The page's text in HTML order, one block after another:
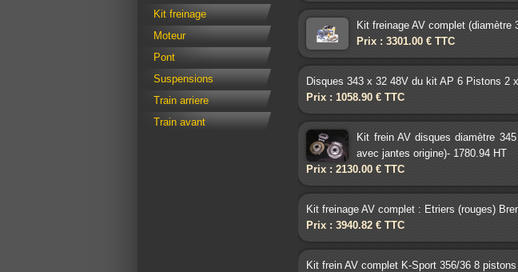
Kit freinage
Moteur
Pont
Suspensions
Train arriere
Train avant
Kit freinage AV complet
Prix : 3301.00 € TTC
Disques 343 x 32 48V du kit AP 6 Pistons 2
Prix : 1058.90 € TTC
Kit frein AV disques diamètre
avec jantes origine)- 1780.94 HT
Prix : 2130.00 € TTC
Kit freinage AV complet : Etriers (rouges)
Prix : 3940.82 € TTC
Kit frein AV complet K-Sport 356/36 8